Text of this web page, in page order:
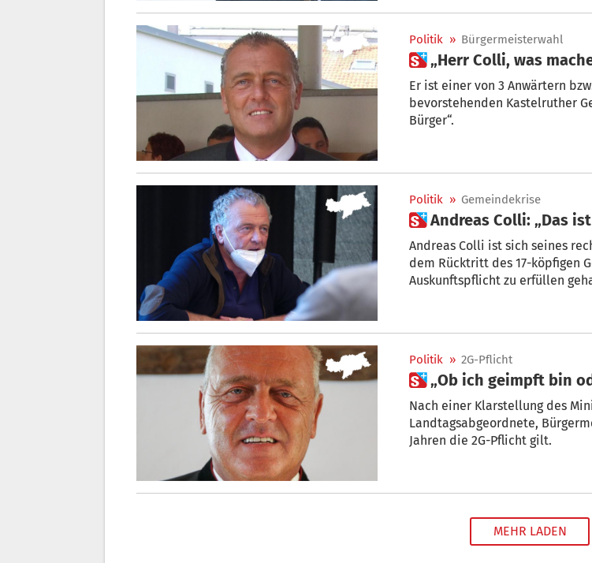
Politik » Bürgermeisterwahl
 „Herr Colli, was
Er ist einer von 3 Anwärtern
bevorstehenden Kastelruther
Bürger“.
Politik » Gemeindekrise
 Andreas Colli: „Das
Andreas Colli ist sich seines
dem Rücktritt des 17-köpfigen Gemeinderats, dass er niemandem gegenüber eine
Auskunftspflicht zu erfüllen
Politik » 2G-Pflicht
 „Ob ich geimpft bin
Nach einer Klarstellung des
Landtagsabgeordnete,
Jahren die 2G-Pflicht gilt.
MEHR LADEN